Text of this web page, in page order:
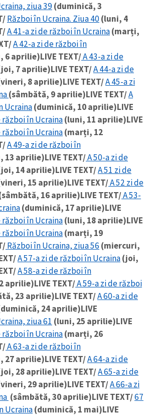
SUSȚINE
ziua 39(duminică, 3
Război în Ucraina. Ziua 40(luni, 4
A 41-a zi de război în Ucraina(marți,
A 42-a zi de război în
6 aprilie)LIVE TEXT/A 43-a zi de
7 aprilie)LIVE TEXT/A 44-a zi de
8 aprilie)LIVE TEXT/A 45-a zi
(sâmbătă, 9 aprilie)LIVE TEXT/A
Ucraina(duminică, 10 aprilie)LIVE
război în Ucraina(luni, 11 aprilie)LIVE
război în Ucraina(marți, 12
A 49-a zi de război în
13 aprilie)LIVE TEXT/A 50-a zi de
14 aprilie)LIVE TEXT/A 51 zi de
15 aprilie)LIVE TEXT/A 52 zi de
16 aprilie)LIVE TEXT/A 53-
(duminică, 17 aprilie)LIVE
război în Ucraina(luni, 18 aprilie)LIVE
război în Ucraina(marți, 19
Război în Ucraina, ziua 56 (miercuri,
A 57-a zi de război în Ucraina(joi,
A 58-a zi de război în
aprilie)LIVE TEXT/A 59-a zi de război
23 aprilie)LIVE TEXT/A 60-a zi de
24 aprilie)LIVE
ziua 61 (luni, 25 aprilie)LIVE
război în Ucraina(marți, 26
A 63-a zi de război în
27 aprilie)LIVE TEXT/A 64-a zi de
28 aprilie)LIVE TEXT/A 65-a zi de
29 aprilie)LIVE TEXT/A 66-a zi
(sâmbătă, 30 aprilie)LIVE TEXT/67
Ucraina(duminică, 1 mai)LIVE